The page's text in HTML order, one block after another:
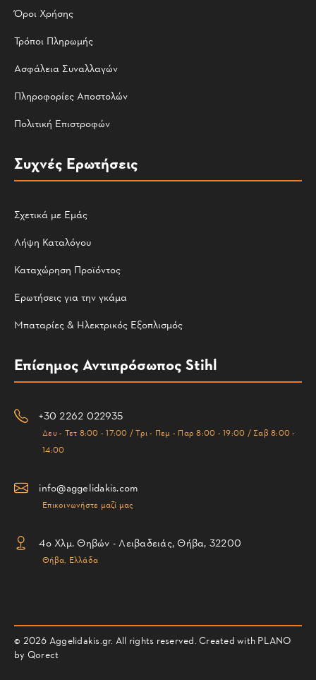
Όροι Χρήσης
Τρόποι Πληρωμής
Ασφάλεια Συναλλαγών
Πληροφορίες Αποστολών
Πολιτική Επιστροφών
Συχνές Ερωτήσεις
Σχετικά με Εμάς
Λήψη Καταλόγου
Καταχώρηση Προϊόντος
Ερωτήσεις για την γκάμα
Μπαταρίες & Ηλεκτρικός Εξοπλισμός
Επίσημος Αντιπρόσωπος Stihl
+30 2262 022935
Δευ - Τετ 8:00 - 17:00 / Τρι - Πεμ - Παρ 8:00 - 19:00 / Σαβ 8:00 -
14:00
info@aggelidakis.com
Επικοινωνήστε μαζί μας
4ο Χλμ. Θηβών - Λειβαδειάς, Θήβα, 32200
Θήβα, Ελλάδα
© 2026 Aggelidakis.gr. All rights reserved. Created with PLANO
by Qorect